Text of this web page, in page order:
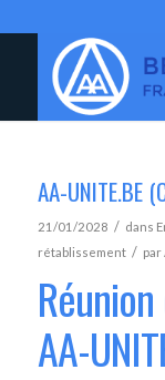
AA-UNITE.BE
21/01/2028 / dans
rétablissement / par
AA-